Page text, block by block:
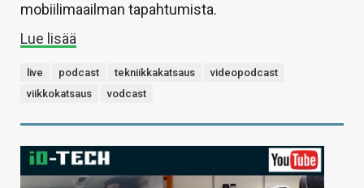
mobiilimaailman tapahtumista.
Lue lisää
live podcast tekniikkakatsaus
videopodcast
viikkokatsaus
vodcast